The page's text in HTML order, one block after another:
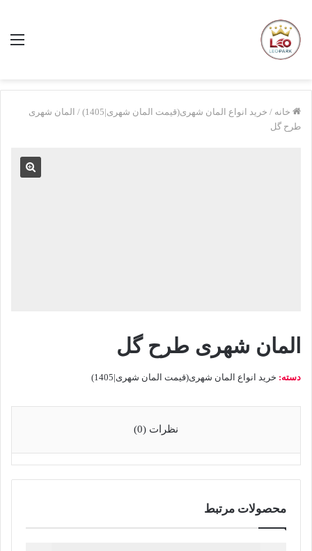
خانه / خرید انواع المان شهری(قیمت المان شهری|1405) / المان شهری
طرح گل
المان شهری طرح گل
دسته: خرید انواع المان شهری(قیمت المان شهری|1405)
نظرات (0)
محصولات مرتبط